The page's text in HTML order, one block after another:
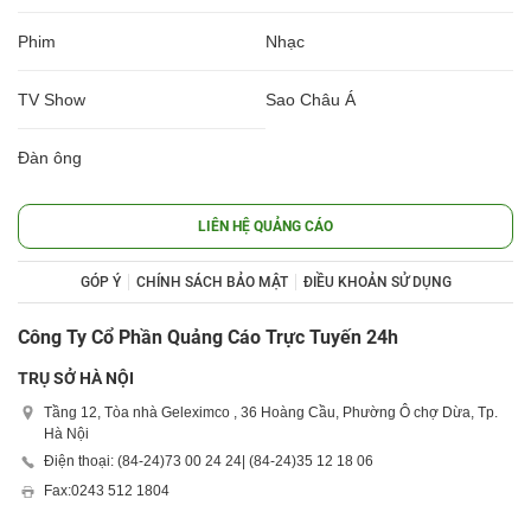
Phim Nhạc
TV Show Sao Châu Á
Đàn ông
LIÊN HỆ QUẢNG CÁO
GÓP Ý CHÍNH SÁCH BẢO MẬT ĐIỀU KHOẢN SỬ DỤNG
Công Ty Cổ Phần Quảng Cáo Trực Tuyến 24h
TRỤ SỞ HÀ NỘI
Tầng 12, Tòa nhà Geleximco , 36 Hoàng Cầu, Phường Ô chợ Dừa, Tp.
Hà Nội
Điện thoại: (84-24)73 00 24 24| (84-24)35 12 18 06
Fax:0243 512 1804